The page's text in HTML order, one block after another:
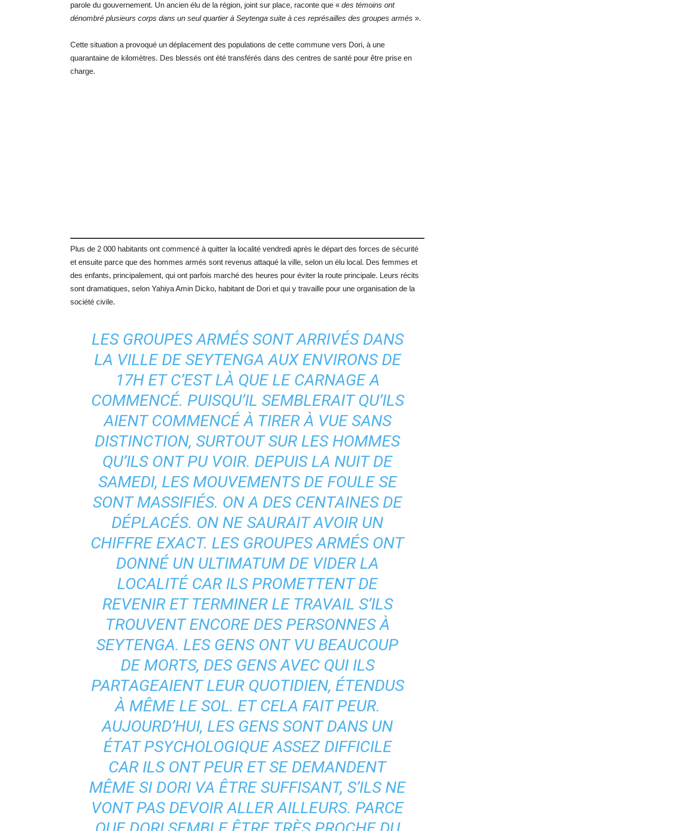
parole du gouvernement. Un ancien élu de la région, joint sur place, raconte que « des témoins ont
dénombré plusieurs corps dans un seul quartier à Seytenga suite à ces représailles des groupes armés ».
Cette situation a provoqué un déplacement des populations de cette commune vers Dori, à une
quarantaine de kilomètres. Des blessés ont été transférés dans des centres de santé pour être prise en
charge.
Plus de 2 000 habitants ont commencé à quitter la localité vendredi après le départ des forces de sécurité
et ensuite parce que des hommes armés sont revenus attaqué la ville, selon un élu local. Des femmes et
des enfants, principalement, qui ont parfois marché des heures pour éviter la route principale. Leurs récits
sont dramatiques, selon Yahiya Amin Dicko, habitant de Dori et qui y travaille pour une organisation de la
société civile.
LES GROUPES ARMÉS SONT ARRIVÉS DANS
LA VILLE DE SEYTENGA AUX ENVIRONS DE
17H ET C’EST LÀ QUE LE CARNAGE A
COMMENCÉ. PUISQU’IL SEMBLERAIT QU’ILS
AIENT COMMENCÉ À TIRER À VUE SANS
DISTINCTION, SURTOUT SUR LES HOMMES
QU’ILS ONT PU VOIR. DEPUIS LA NUIT DE
SAMEDI, LES MOUVEMENTS DE FOULE SE
SONT MASSIFIÉS. ON A DES CENTAINES DE
DÉPLACÉS. ON NE SAURAIT AVOIR UN
CHIFFRE EXACT. LES GROUPES ARMÉS ONT
DONNÉ UN ULTIMATUM DE VIDER LA
LOCALITÉ CAR ILS PROMETTENT DE
REVENIR ET TERMINER LE TRAVAIL S’ILS
TROUVENT ENCORE DES PERSONNES À
SEYTENGA. LES GENS ONT VU BEAUCOUP
DE MORTS, DES GENS AVEC QUI ILS
PARTAGEAIENT LEUR QUOTIDIEN, ÉTENDUS
À MÊME LE SOL. ET CELA FAIT PEUR.
AUJOURD’HUI, LES GENS SONT DANS UN
ÉTAT PSYCHOLOGIQUE ASSEZ DIFFICILE
CAR ILS ONT PEUR ET SE DEMANDENT
MÊME SI DORI VA ÊTRE SUFFISANT, S’ILS NE
VONT PAS DEVOIR ALLER AILLEURS. PARCE